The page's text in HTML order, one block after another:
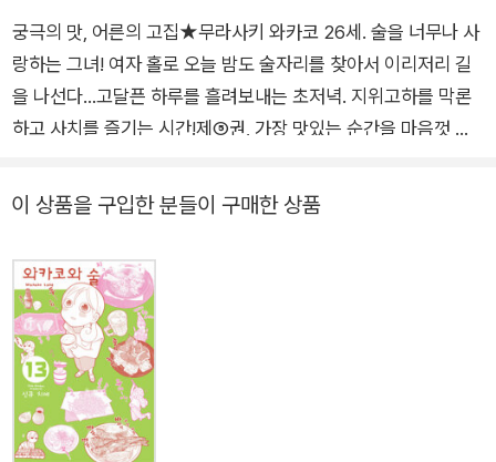
궁극의 맛, 어른의 고집★무라사키 와카코 26세. 술을 너무나 사
랑하는 그녀! 여자 홀로 오늘 밤도 술자리를 찾아서 이리저리 길
을 나선다…고달픈 하루를 흘려보내는 초저녁. 지위고하를 막론
하고 사치를 즐기는 시간!제⑤권, 가장 맛있는 순간을 마음껏 즐
치도 볼 필요 없이, 혼자 마음껏 즐기는 진정한 자유의 길이 여기
들이는 한잔이 기분 좋을 때도 있는 법. 나 자신을 벗삼아 한잔 즐
기는 그 각별한 행복을 느껴보자. 먹음직스러운 안주에 시원한
술, 혼자만의 시간을 마음껏 즐기는 와카코를 보고 있노라면 어느
새 우리도 술집순례 준비 완료!! 이것이야말로 진정한 셀프 힐링!!
따끈 바삭한 춘권, 쫄깃 담백한 토리와사, 오돌오돌 잉어 아라이,
심플하고 친근한 맛의 김 치즈와 참깨두부, 술안주로 즐기는 떡볶
이까지! 술과 군침 당기는 안주들의 절묘한 앙상블이 펼쳐지는 제
이 상품을 구입한 분들이 구매한 상품